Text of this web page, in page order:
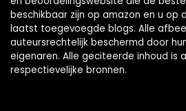
beschikbaar zijn op amazon en u op
laatst toegevoegde blogs. Alle
auteursrechtelijk beschermd door
eigenaren. Alle geciteerde inhoud is
respectievelijke bronnen.